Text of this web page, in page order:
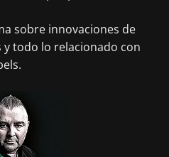
sobre innovaciones de
todo lo relacionado con